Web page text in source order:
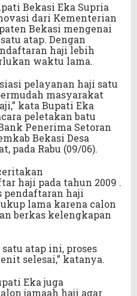
Bekasi Eka Supria
dari Kementerian
Bekasi mengenai
atap. Dengan
haji lebih
waktu lama.
pelayanan haji satu
masyarakat
kata Bupati Eka
peletakan batu
Penerima Setoran
Bekasi Desa
pada Rabu (09/06).
haji pada tahun 2009 .
pendaftaran haji
lama karena calon
berkas kelengkapan
atap ini, proses
selesai,” katanya.
Eka juga
jamaah haji agar